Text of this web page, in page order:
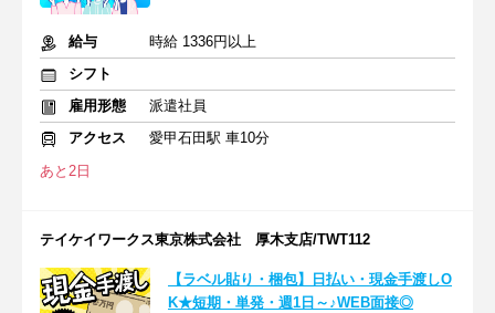
給与
時給 1336円以上
シフト
雇用形態
派遣社員
アクセス
愛甲石田駅 車10分
あと2日
テイケイワークス東京株式会社 厚木支店/TWT112
【ラベル貼り・梱包】日払い・現金手渡しO
K★短期・単発・週1日～♪WEB面接◎